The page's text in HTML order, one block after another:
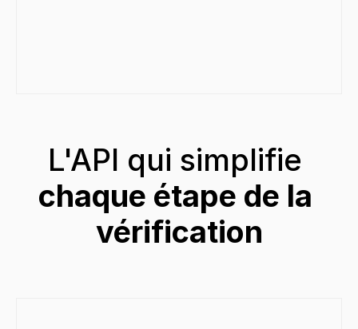
chaque étape de la
vérification